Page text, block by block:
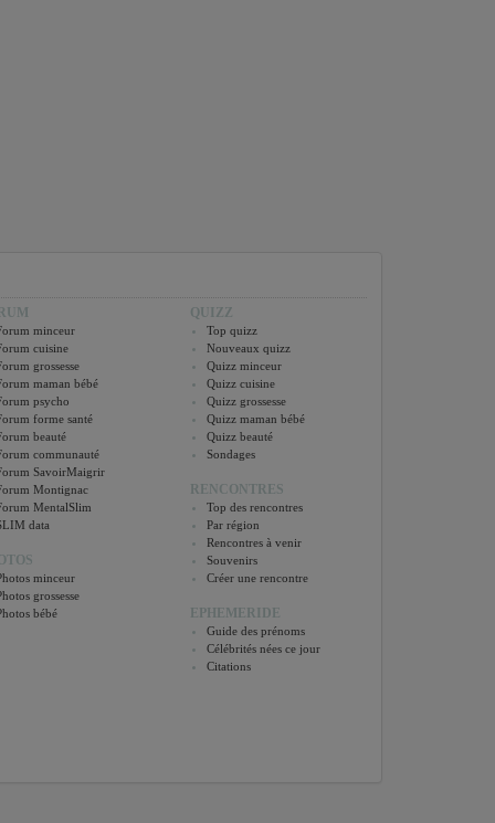
minceur
cuisine
grossesse
maman bébé
psycho
forme santé
beauté
communauté
SavoirMaigrir
Montignac
MentalSlim
data
minceur
grossesse
bébé
QUIZZ
Top quizz
Nouveaux quizz
Quizz minceur
Quizz cuisine
Quizz grossesse
Quizz maman bébé
Quizz beauté
Sondages
RENCONTRES
Top des rencontres
Par région
Rencontres à venir
Souvenirs
Créer une rencontre
EPHEMERIDE
Guide des prénoms
Célébrités nées ce jour
Citations